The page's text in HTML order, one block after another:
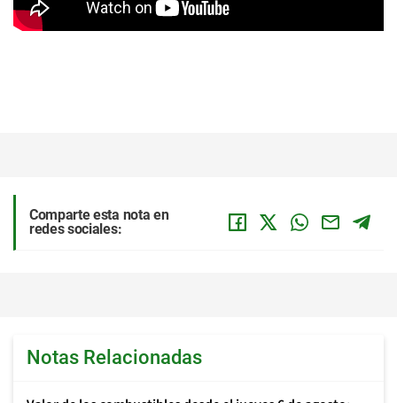
Comparte esta nota en
redes sociales:
Notas Relacionadas